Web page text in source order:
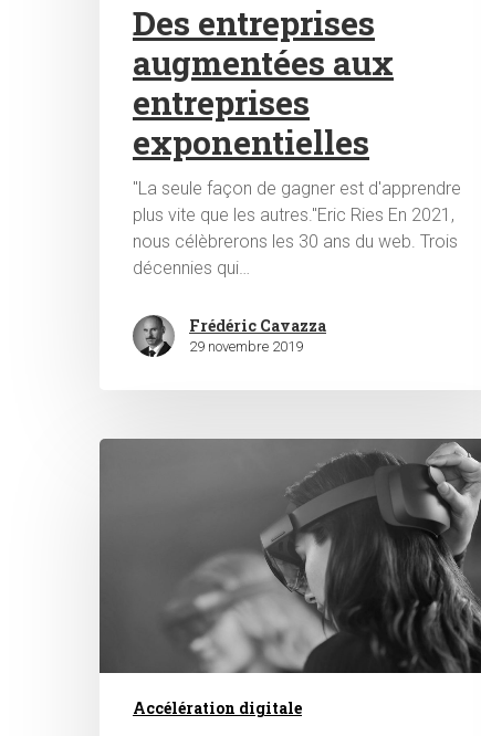
Des entreprises
augmentées aux
entreprises
exponentielles
"La seule façon de gagner est d'apprendre
plus vite que les autres."Eric Ries En 2021,
nous célèbrerons les 30 ans du web. Trois
décennies qui…
Frédéric Cavazza
29 novembre 2019
Accélération digitale